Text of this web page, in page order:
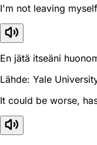
I'm not leaving
En jätä itseäni
Lähde: Yale
It could be worse,